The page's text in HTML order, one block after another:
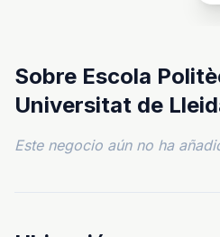
Sobre Escola
Universitat de
Este negocio aún no ha